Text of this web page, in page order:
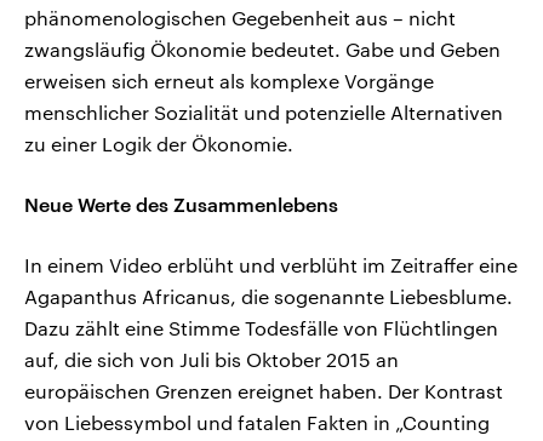
phänomenologischen Gegebenheit aus – nicht
zwangsläufig Ökonomie bedeutet. Gabe und Geben
erweisen sich erneut als komplexe Vorgänge
menschlicher Sozialität und potenzielle Alternativen
zu einer Logik der Ökonomie.
Neue Werte des Zusammenlebens
In einem Video erblüht und verblüht im Zeitraffer eine
Agapanthus Africanus, die sogenannte Liebesblume.
Dazu zählt eine Stimme Todesfälle von Flüchtlingen
auf, die sich von Juli bis Oktober 2015 an
europäischen Grenzen ereignet haben. Der Kontrast
von Liebessymbol und fatalen Fakten in „Counting